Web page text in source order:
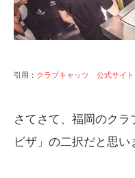
引用： クラブキャッツ 公式サイト
さてさて、福岡のクラ
ビザ」の二択だと思い